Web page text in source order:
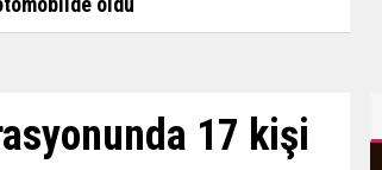
17 kişi